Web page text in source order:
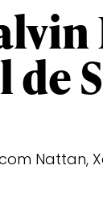
de
Nattan,